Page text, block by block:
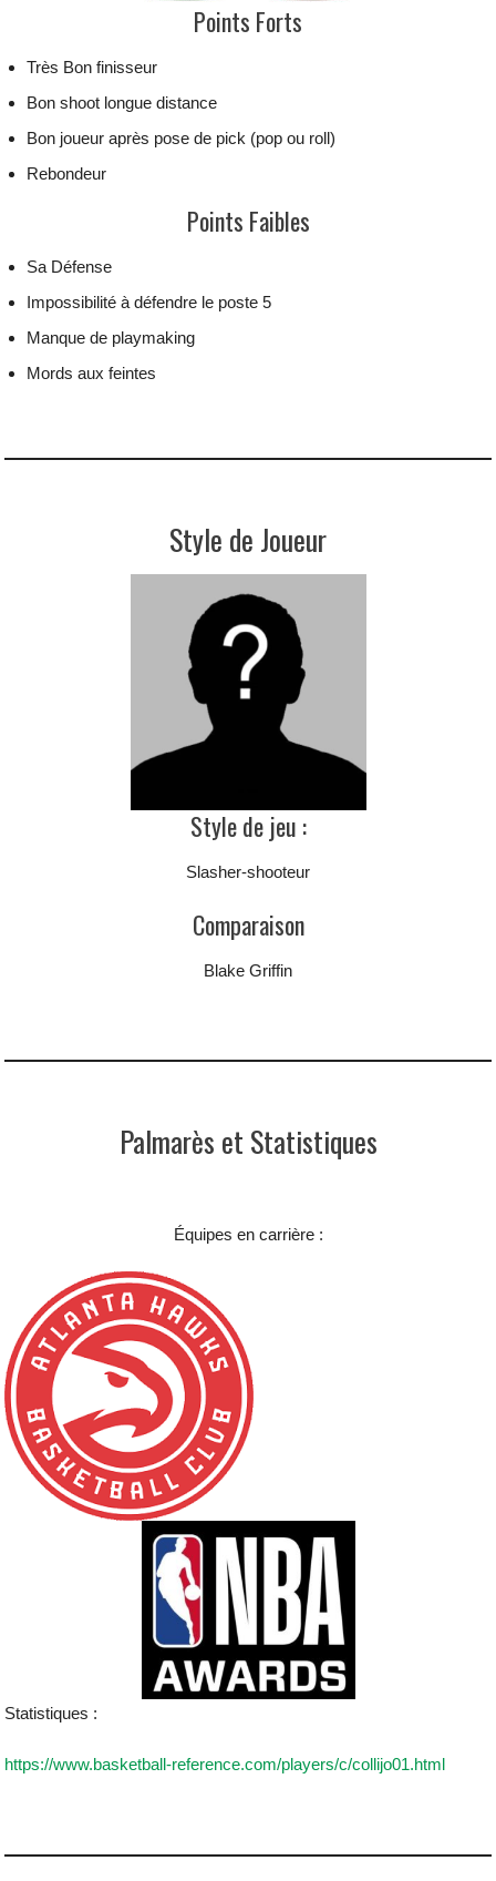
Points Forts
Très Bon finisseur
Bon shoot longue distance
Bon joueur après pose de pick (pop ou roll)
Rebondeur
Points Faibles
Sa Défense
Impossibilité à défendre le poste 5
Manque de playmaking
Mords aux feintes
Style de Joueur
Style de jeu :
Slasher-shooteur
Comparaison
Blake Griffin
Palmarès et Statistiques
Équipes en carrière :
Statistiques :
https://www.basketball-reference.com/players/c/collijo01.html